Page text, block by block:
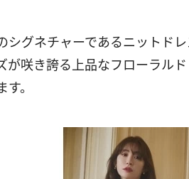
シグネチャーであるニットド
が咲き誇る上品なフローラル
。